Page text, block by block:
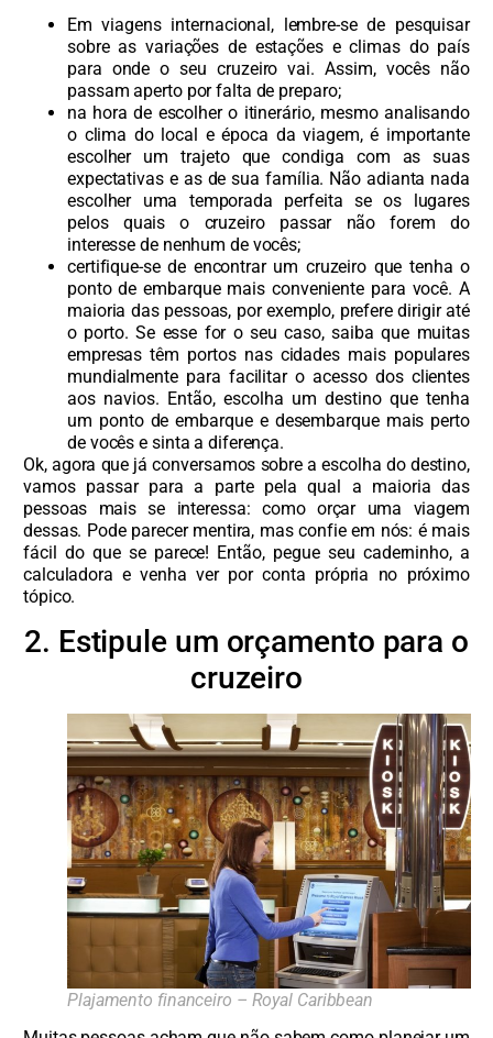
Em viagens internacional, lembre-se de pesquisar
sobre as variações de estações e climas do país
para onde o seu cruzeiro vai. Assim, vocês não
passam aperto por falta de preparo;
na hora de escolher o itinerário, mesmo analisando
o clima do local e época da viagem, é importante
escolher um trajeto que condiga com as suas
expectativas e as de sua família. Não adianta nada
escolher uma temporada perfeita se os lugares
pelos quais o cruzeiro passar não forem do
interesse de nenhum de vocês;
certifique-se de encontrar um cruzeiro que tenha o
ponto de embarque mais conveniente para você. A
maioria das pessoas, por exemplo, prefere dirigir até
o porto. Se esse for o seu caso, saiba que muitas
empresas têm portos nas cidades mais populares
mundialmente para facilitar o acesso dos clientes
aos navios. Então, escolha um destino que tenha
um ponto de embarque e desembarque mais perto
de vocês e sinta a diferença.
Ok, agora que já conversamos sobre a escolha do destino,
vamos passar para a parte pela qual a maioria das
pessoas mais se interessa: como orçar uma viagem
dessas. Pode parecer mentira, mas confie em nós: é mais
fácil do que se parece! Então, pegue seu caderninho, a
calculadora e venha ver por conta própria no próximo
tópico.
2. Estipule um orçamento para o
cruzeiro
Plajamento financeiro – Royal Caribbean